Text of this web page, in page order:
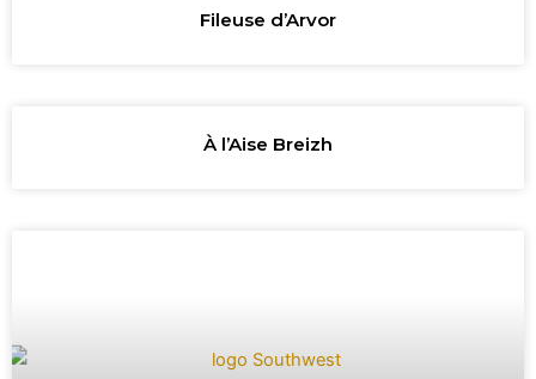
Fileuse d’Arvor
À l’Aise Breizh